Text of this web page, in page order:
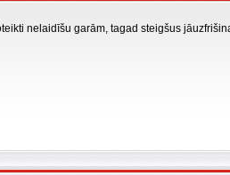
nelaidīšu garām, tagad steigšus